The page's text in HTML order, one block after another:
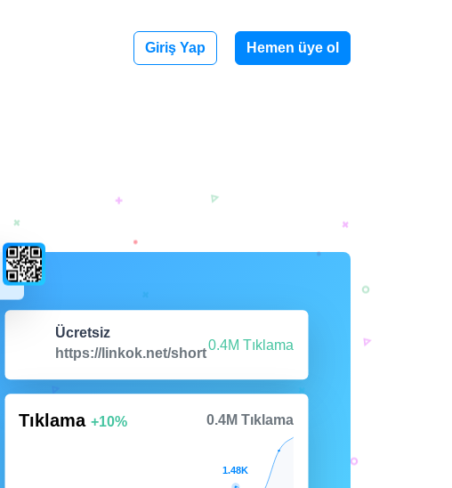
Giriş Yap Hemen üye ol
Ücretsiz
https://linkok.net/short
0.4M Tıklama
Tıklama +10% 0.4M Tıklama
1.48K